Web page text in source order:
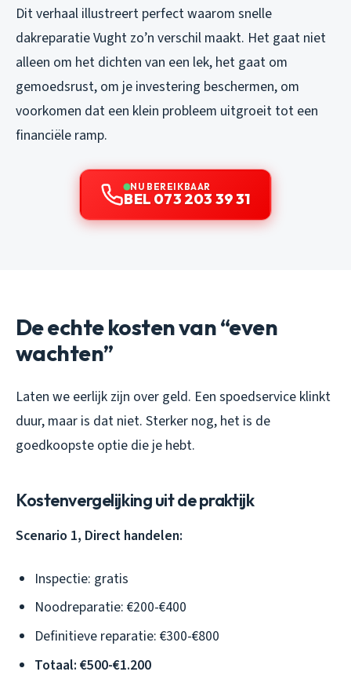
Dit verhaal illustreert perfect waarom snelle
dakreparatie Vught zo’n verschil maakt. Het gaat niet
alleen om het dichten van een lek, het gaat om
gemoedsrust, om je investering beschermen, om
voorkomen dat een klein probleem uitgroeit tot een
financiële ramp.
NU BEREIKBAAR
BEL 073 203 39 31
De echte kosten van “even
wachten”
Laten we eerlijk zijn over geld. Een spoedservice klinkt
duur, maar is dat niet. Sterker nog, het is de
goedkoopste optie die je hebt.
Kostenvergelijking uit de praktijk
Scenario 1, Direct handelen:
Inspectie: gratis
Noodreparatie: €200-€400
Definitieve reparatie: €300-€800
Totaal: €500-€1.200